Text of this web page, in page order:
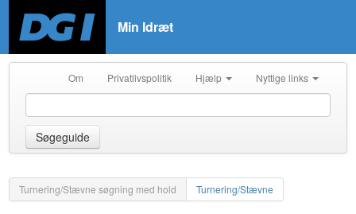
Min Idræt
Om Privatlivspolitik Hjælp Nyttige links
Søgeguide
Turnering/Stævne søgning med hold Turnering/Stævne